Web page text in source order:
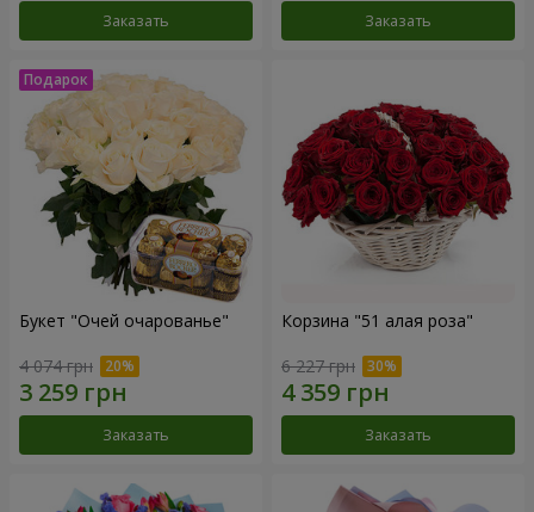
Заказать Заказать
Букет "Очей очарованье"
4 074 грн
Заказать
Корзина "51 алая роза"
6 227 грн
Заказать